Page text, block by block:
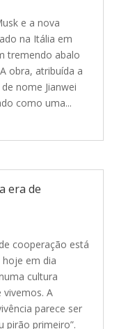
e a nova
na Itália em
tremendo abalo
obra, atribuída a
nome Jianwei
como uma...
era de
cooperação está
em dia
cultura
A
parece ser
pirão primeiro”.